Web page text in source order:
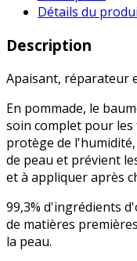
Détails du
Description
Apaisant, réparateur
En pommade, le
soin complet pour les
protège de
de peau et prévient
et à appliquer après
99,3% d'ingrédients
de matières
la peau.